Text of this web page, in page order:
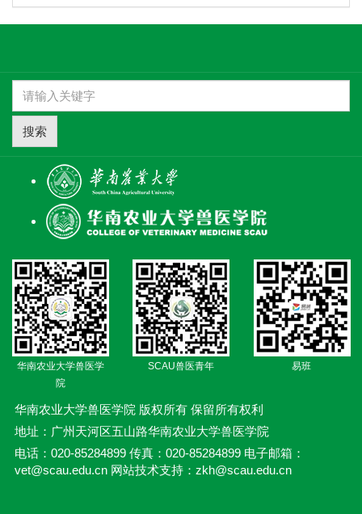
搜索
华南农业大学兽医学
院
SCAU兽医青年 易班
华南农业大学兽医学院 版权所有 保留所有权利
地址：广州天河区五山路华南农业大学兽医学院
电话：020-85284899 传真：020-85284899 电子邮箱：
vet@scau.edu.cn 网站技术支持：zkh@scau.edu.cn